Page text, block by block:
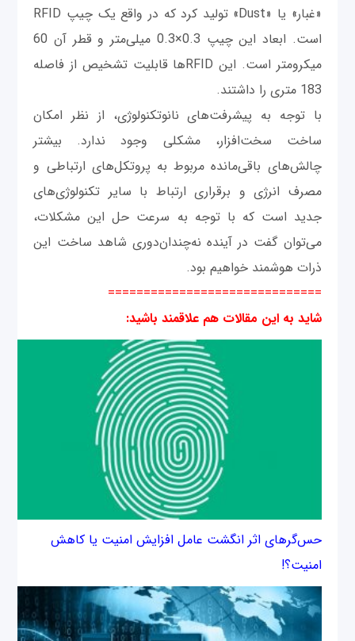
«غبار» یا «Dust» تولید کرد که در واقع یک چیپ RFID
است. ابعاد این چیپ 0.3×0.3 میلی‌متر و قطر آن 60
میکرومتر است. این RFIDها قابلیت تشخیص از فاصله
183 متری را داشتند.
با توجه به پیشرفت‌های نانوتکنولوژی، از نظر امکان
ساخت سخت‌افزار، مشکلی وجود ندارد. بیشتر
چالش‌های باقی‌مانده مربوط به پروتکل‌های ارتباطی و
مصرف انرژی و برقراری ارتباط با سایر تکنولوژی‌های
جدید است که با توجه به سرعت حل این مشکلات،
می‌توان گفت در آینده نه‌چندان‌دوری شاهد ساخت این
ذرات هوشمند خواهیم بود.
==============================
شاید به این مقالات هم علاقمند باشید:
حس‌گرهای اثر انگشت عامل افزایش امنیت یا کاهش
امنیت؟!